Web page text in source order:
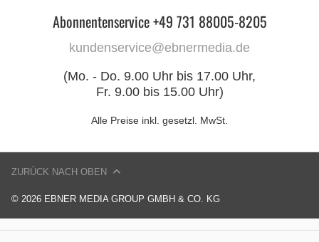
Abonnentenservice +49 731 88005-8205
kundenservice@ebnermedia.de
(Mo. - Do. 9.00 Uhr bis 17.00 Uhr,
Fr. 9.00 bis 15.00 Uhr)
Alle Preise inkl. gesetzl. MwSt.
© 2026 EBNER MEDIA GROUP GMBH & CO. KG
ZURÜCK NACH OBEN